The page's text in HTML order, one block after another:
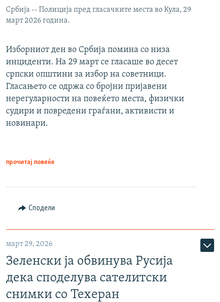
Србија -- Полиција пред гласачките места во Кула, 29
март 2026 година.
Изборниот ден во Србија помина со низа
инциденти. На 29 март се гласаше во десет
српски општини за избор на советници.
Гласањето се одржа со бројни пријавени
нерегуларности на повеќето места, физички
судири и повредени граѓани, активисти и
новинари.
прочитај повеќе
Сподели
март 29, 2026
Зеленски ја обвинува Русија
дека споделува сателитски
снимки со Техеран